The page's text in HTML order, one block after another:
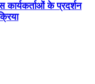
के प्रदर्शन